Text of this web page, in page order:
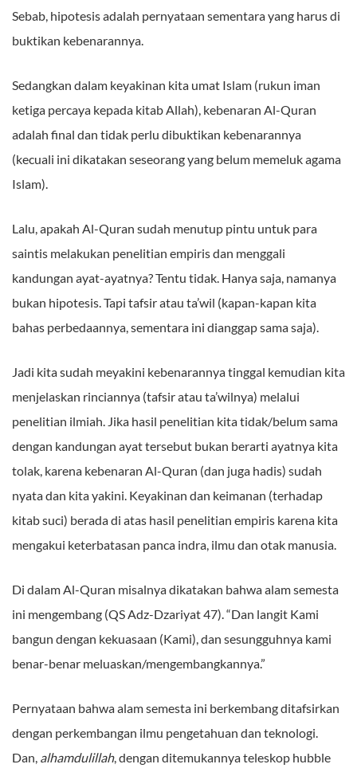
Sebab, hipotesis adalah pernyataan sementara yang harus di
buktikan kebenarannya.
Sedangkan dalam keyakinan kita umat Islam (rukun iman
ketiga percaya kepada kitab Allah), kebenaran Al-Quran
adalah final dan tidak perlu dibuktikan kebenarannya
(kecuali ini dikatakan seseorang yang belum memeluk agama
Islam).
Lalu, apakah Al-Quran sudah menutup pintu untuk para
saintis melakukan penelitian empiris dan menggali
kandungan ayat-ayatnya? Tentu tidak. Hanya saja, namanya
bukan hipotesis. Tapi tafsir atau ta’wil (kapan-kapan kita
bahas perbedaannya, sementara ini dianggap sama saja).
Jadi kita sudah meyakini kebenarannya tinggal kemudian kita
menjelaskan rinciannya (tafsir atau ta’wilnya) melalui
penelitian ilmiah. Jika hasil penelitian kita tidak/belum sama
dengan kandungan ayat tersebut bukan berarti ayatnya kita
tolak, karena kebenaran Al-Quran (dan juga hadis) sudah
nyata dan kita yakini. Keyakinan dan keimanan (terhadap
kitab suci) berada di atas hasil penelitian empiris karena kita
mengakui keterbatasan panca indra, ilmu dan otak manusia.
Di dalam Al-Quran misalnya dikatakan bahwa alam semesta
ini mengembang (QS Adz-Dzariyat 47). “Dan langit Kami
bangun dengan kekuasaan (Kami), dan sesungguhnya kami
benar-benar meluaskan/mengembangkannya.”
Pernyataan bahwa alam semesta ini berkembang ditafsirkan
dengan perkembangan ilmu pengetahuan dan teknologi.
Dan, alhamdulillah, dengan ditemukannya teleskop hubble